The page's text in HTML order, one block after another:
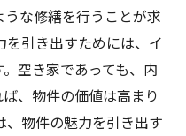
な修繕を行うことが求
を引き出すためには、イ
空き家であっても、内
、物件の価値は高まり
、物件の魅力を引き出す